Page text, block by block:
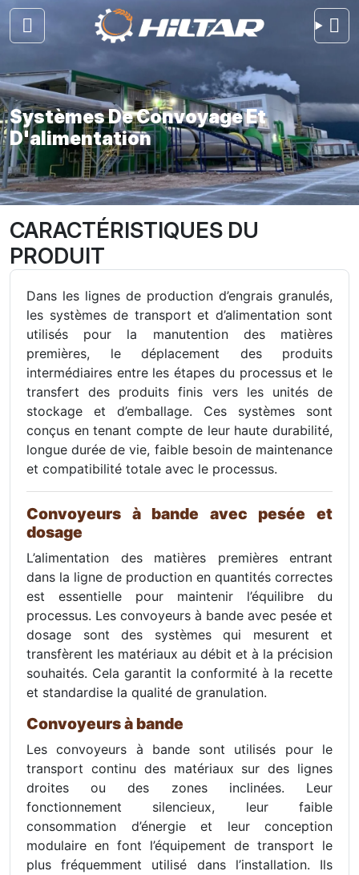
Systèmes De Convoyage Et
D'alimentation
CARACTÉRISTIQUES DU
PRODUIT
Dans les lignes de production d’engrais granulés,
les systèmes de transport et d’alimentation sont
utilisés pour la manutention des matières
premières, le déplacement des produits
intermédiaires entre les étapes du processus et le
transfert des produits finis vers les unités de
stockage et d’emballage. Ces systèmes sont
conçus en tenant compte de leur haute durabilité,
longue durée de vie, faible besoin de maintenance
et compatibilité totale avec le processus.
Convoyeurs à bande avec pesée et
dosage
L’alimentation des matières premières entrant
dans la ligne de production en quantités correctes
est essentielle pour maintenir l’équilibre du
processus. Les convoyeurs à bande avec pesée et
dosage sont des systèmes qui mesurent et
transfèrent les matériaux au débit et à la précision
souhaités. Cela garantit la conformité à la recette
et standardise la qualité de granulation.
Convoyeurs à bande
Les convoyeurs à bande sont utilisés pour le
transport continu des matériaux sur des lignes
droites ou des zones inclinées. Leur
fonctionnement silencieux, leur faible
consommation d’énergie et leur conception
modulaire en font l’équipement de transport le
plus fréquemment utilisé dans l’installation. Ils